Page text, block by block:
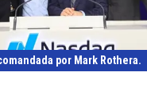
por Mark Rothera.